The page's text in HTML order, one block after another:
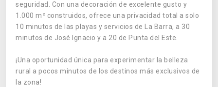
seguridad. Con una decoración de excelente gusto y
1.000 m² construidos, ofrece una privacidad total a solo
10 minutos de las playas y servicios de La Barra, a 30
minutos de José Ignacio y a 20 de Punta del Este.
¡Una oportunidad única para experimentar la belleza
rural a pocos minutos de los destinos más exclusivos de
la zona!